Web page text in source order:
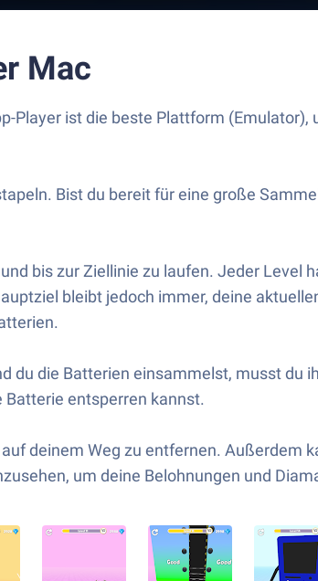
Mac
Player ist die beste Plattform
Bist du bereit für eine große
bis zur Ziellinie zu laufen. Jeder Level
bleibt jedoch immer, deine
die Batterien einsammelst, musst du
entsperren kannst.
deinem Weg zu entfernen. Außerdem
um deine Belohnungen und